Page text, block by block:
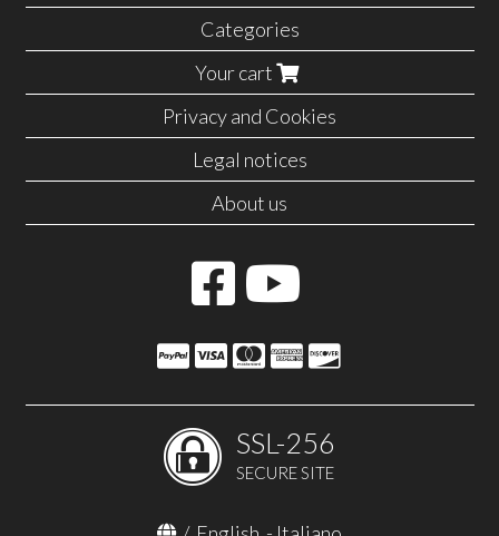
Categories
Your cart
Privacy and Cookies
Legal notices
About us
SSL-256
SECURE SITE